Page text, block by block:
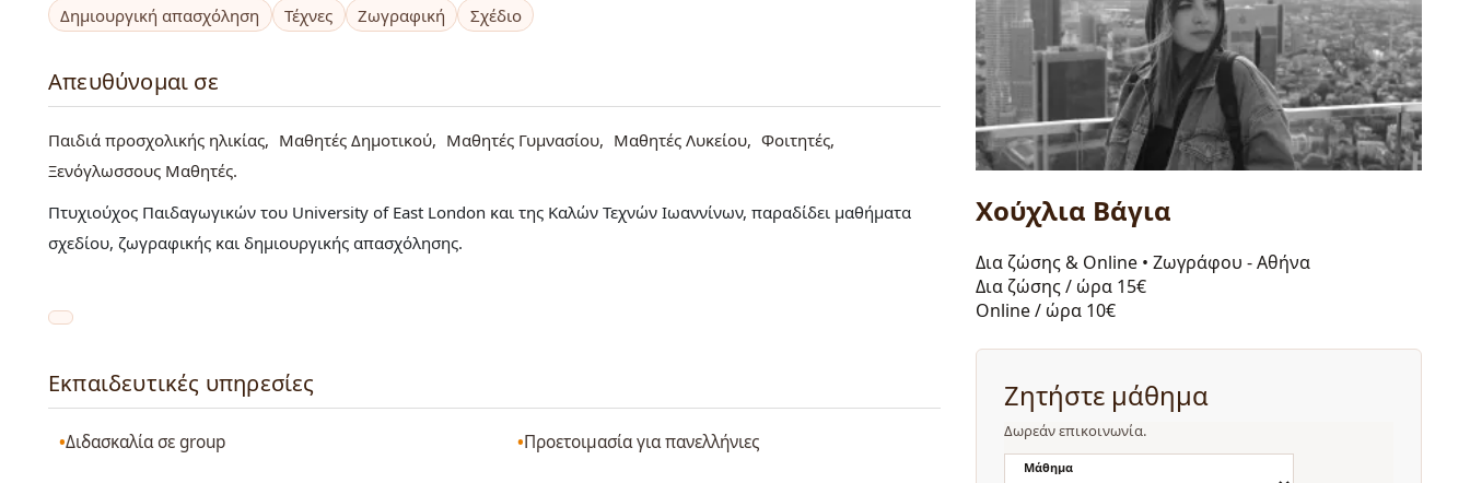
Δημιουργική απασχόληση Τέχνες Ζωγραφική Σχέδιο
Απευθύνομαι σε
Παιδιά προσχολικής ηλικίας Μαθητές Δημοτικού Μαθητές Γυμνασίου Μαθητές Λυκείου
Φοιτητές
Ξενόγλωσσους Μαθητές
Πτυχιούχος Παιδαγωγικών του University of East London και της Καλών Τεχνών Ιωαννίνων, παραδίδει μαθήματα
σχεδίου, ζωγραφικής και δημιουργικής απασχόλησης.
Εκπαιδευτικές υπηρεσίες
Διδασκαλία σε group Προετοιμασία για πανελλήνιες
Χούχλια Βάγια
Δια ζώσης & Online • Ζωγράφου - Αθήνα
Δια ζώσης / ώρα 15€
Online / ώρα 10€
Ζητήστε μάθημα
Δωρεάν επικοινωνία.
Μάθημα